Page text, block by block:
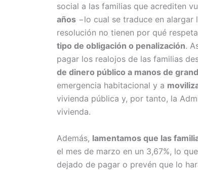
social a las familias que acrediten
años −lo cual se traduce en
resolución no tienen por qué
tipo de obligación o penalización.
pagar los realojos de las familias
de dinero público a manos de
emergencia habitacional y a
vivienda pública y, por tanto, la
vivienda.
Además, lamentamos que las
el mes de marzo en un 3,67%, lo
dejado de pagar o prevén que lo